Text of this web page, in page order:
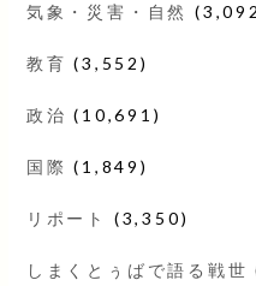
気象・災害・自然
教育 (3,552)
政治 (10,691)
国際 (1,849)
リポート (3,350)
しまくとぅばで語る戦世